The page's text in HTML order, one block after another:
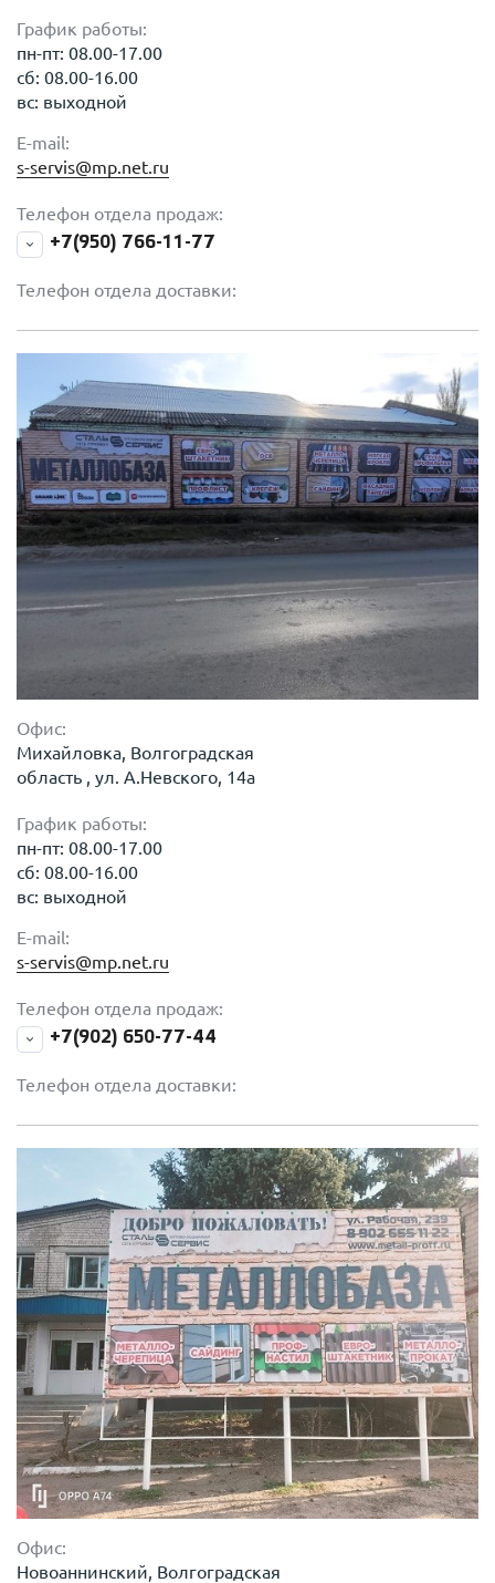
График работы:
пн-пт: 08.00-17.00
сб: 08.00-16.00
вс: выходной
E-mail:
s-servis@mp.net.ru
Телефон отдела продаж:
+7(950) 766-11-77
Телефон отдела доставки:
Офис:
Михайловка, Волгоградская
область , ул. А.Невского, 14а
График работы:
пн-пт: 08.00-17.00
сб: 08.00-16.00
вс: выходной
E-mail:
s-servis@mp.net.ru
Телефон отдела продаж:
+7(902) 650-77-44
Телефон отдела доставки:
Офис:
Новоаннинский, Волгоградская